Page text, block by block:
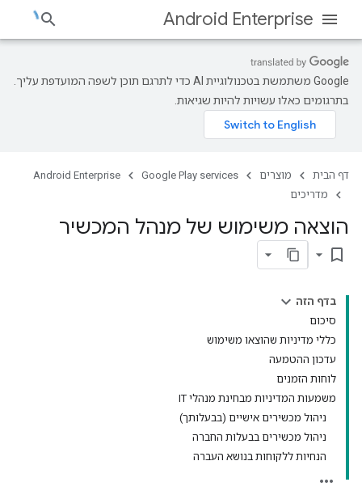
Android Enterprise
‫Google משתמשת בטכנולוגיית AI כדי לתרגם תוכן לשפה המועדפת עליך.
בתרגומים כאלו עשויות להיות שגיאות.
דף הבית מוצרים Google Play services
Android Enterprise
מדריכים
הוצאה משימוש של מנהל המכשיר
bookmark_border
בדף הזה
סיכום
כללי מדיניות שהוצאו משימוש
עדכון ההטמעה
לוחות הזמנים
משמעות המדיניות מבחינת מנהלי IT
ניהול מכשירים אישיים (בבעלותך)
ניהול מכשירים בבעלות החברה
הנחיות ללקוחות בנושא העברה